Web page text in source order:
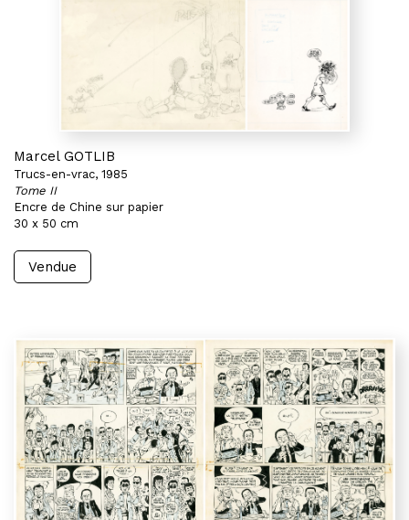
Marcel GOTLIB
Trucs-en-vrac, 1985
Tome II
Encre de Chine sur papier
30 x 50 cm
Vendue